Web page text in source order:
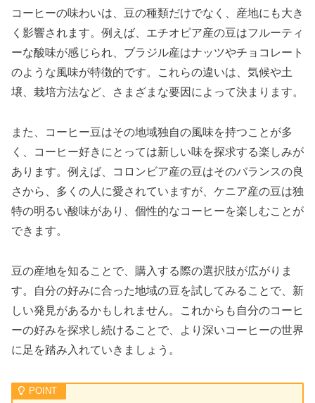
コーヒーの味わいは、豆の種類だけでなく、産地にも大き
く影響されます。例えば、エチオピア産の豆はフルーティ
ーな酸味が感じられ、ブラジル産はナッツやチョコレート
のような風味が特徴的です。これらの違いは、気候や土
壌、栽培方法など、さまざまな要因によって決まります。
また、コーヒー豆はその地域独自の風味を持つことが多
く、コーヒー好きにとっては新しい味を探求する楽しみが
あります。例えば、コロンビア産の豆はそのバランスの良
さから、多くの人に愛されていますが、ケニア産の豆は独
特の明るい酸味があり、個性的なコーヒーを楽しむことが
できます。
豆の産地を知ることで、購入する際の選択肢が広がりま
す。自分の好みに合った地域の豆を試してみることで、新
しい発見があるかもしれません。これからも自分のコーヒ
ーの好みを探求し続けることで、より深いコーヒーの世界
に足を踏み入れていきましょう。